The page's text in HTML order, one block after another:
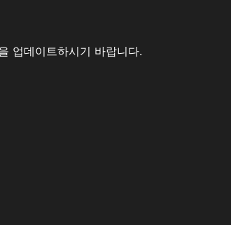
업데이트하시기 바랍니다.